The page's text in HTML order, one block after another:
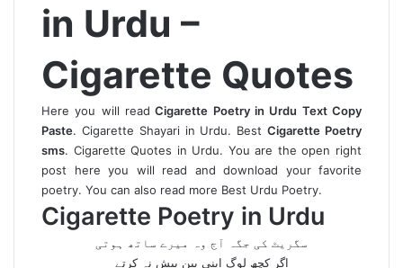
in Urdu –
Cigarette Quotes
Here you will read Cigarette Poetry in Urdu Text Copy
Paste. Cigarette Shayari in Urdu. BestCigarette Poetry
sms. Cigarette Quotes in Urdu. You are the open right
post here you will read and download your favorite
poetry. You can also read more Best Urdu Poetry.
Cigarette Poetry in Urdu
سگریٹ کی جگہ آج وہ میرے ساتھ ہوتی
اگر کچھ لوگ اپنی پین پیش نہ کرتے